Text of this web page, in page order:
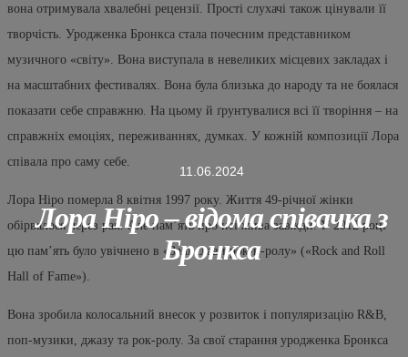
11.06.2024
Лора Ніро – відома співачка з
Бронкса
вона отримувала хвалебні рецензії. Прості слухачі також цінували її
творчість. Уродженка Бронкса стала почесним представником
музичного «світу». Вона виступала в невеликих місцевих закладах і
на масштабних фестивалях. Вона була близька до народу та не боялася
показати себе справжню. На цьому й ґрунтувалися всі її творіння – на
справжніх емоціях, переживаннях, думках. У кожній композиції Лора
співала про саму себе.
Лора Ніро померла 8 квітня 1997 року. Життя 49-річної жінки
обірвалося через рак. Але пам’ять про неї жива завжди. У 2012 році
цю пам’ять було увічнено в «Залі слави рок-н-ролу» («Rock and Roll
Hall of Fame»).
Вона зробила колосальний внесок у розвиток і популяризацію R&B,
поп-музики, джазу та рок-ролу. За свої старання уродженка Бронкса